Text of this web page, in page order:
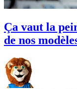
Ça vaut la
de nos